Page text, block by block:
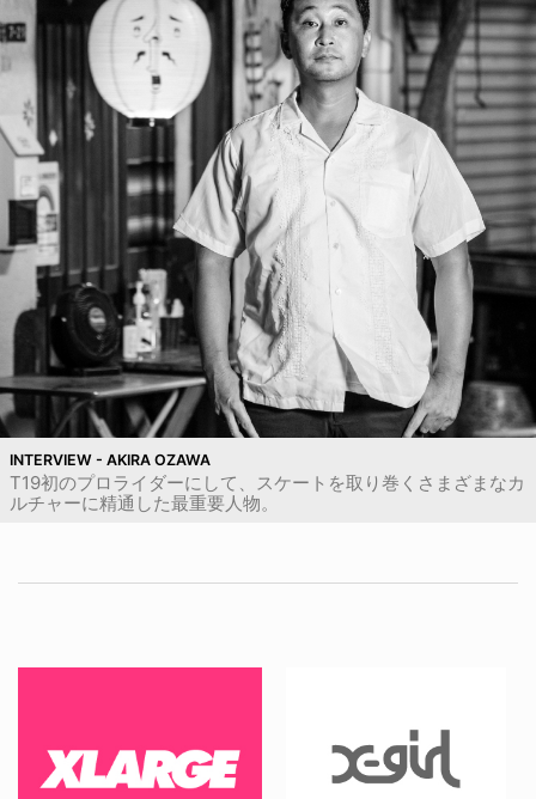
INTERVIEW - AKIRA OZAWA
T19初のプロライダーにして、スケートを取り巻くさまざまなカ
ルチャーに精通した最重要人物。